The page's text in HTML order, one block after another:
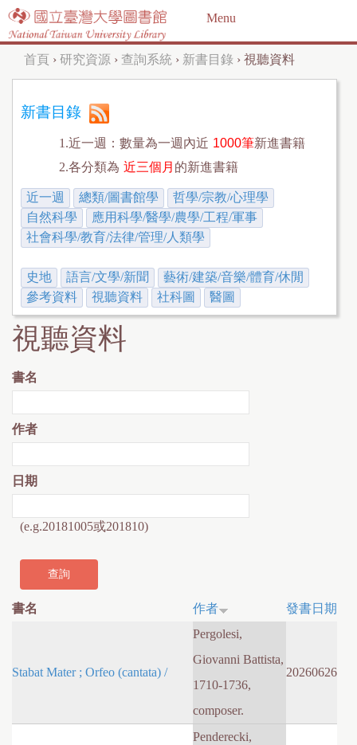
Jump to navigation
Menu
您
在
首頁 › 研究資源 › 查詢系統 › 新書目錄 › 視聽資料
新書目錄
1.近一週：數量為一週內近 1000筆新進書籍
2.各分類為 近三個月 的新進書籍
近一週 總類/圖書館學
哲學/宗教/心理學
自然科學
應用科學/醫學/農學/工程/軍事
社會科學/教育/法律/管理/人類學
史地 語言/文學/新聞
藝術/建築/音樂/體育/休閒
參考資料
視聽資料 社科圖 醫圖
視聽資料
書名
作者
日期
(e.g.20181005或201810)
書名 作者 發書日期
Stabat Mater ; Orfeo (cantata) /
Pergolesi,
Giovanni Battista,
1710-1736,
composer.
20260626
Penderecki,